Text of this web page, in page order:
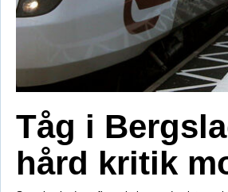
Tåg i
hård kritik